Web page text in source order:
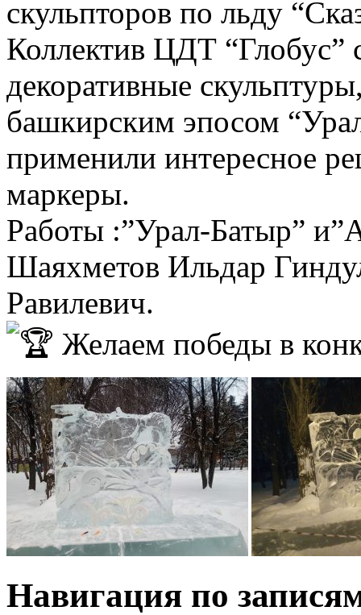
скульпторов по льду
Коллектив ЦДТ “Глобус”
декоративные
башкирским эпосом
применили интересное
маркеры.
Работы :”Урал-Батыр”
Шаяхметов Ильдар
Равилевич.
Желаем победы в
Навигация по